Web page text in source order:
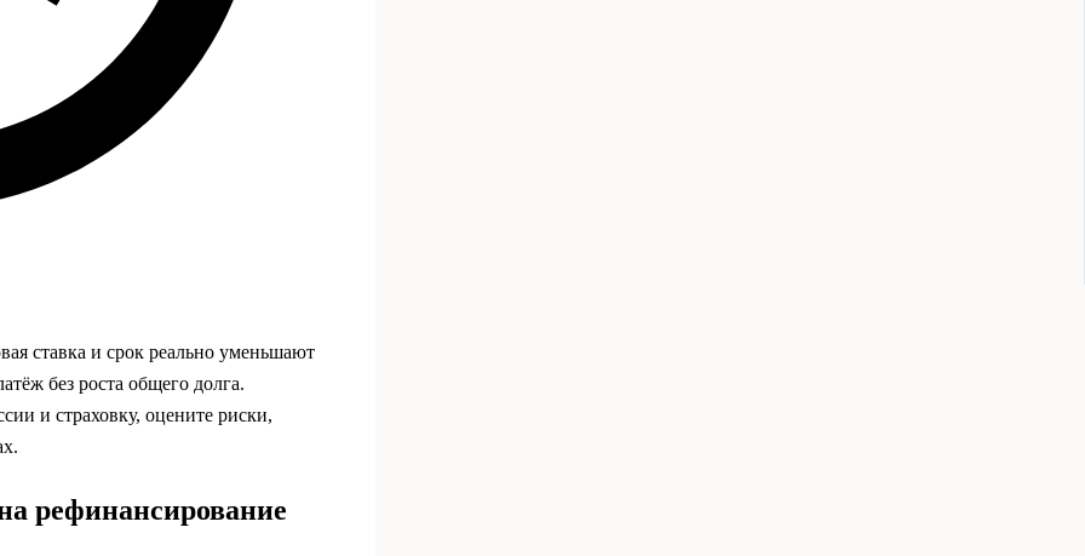
ставка и срок реально уменьшают
без роста общего долга.
и страховку, оцените риски,
рефинансирование